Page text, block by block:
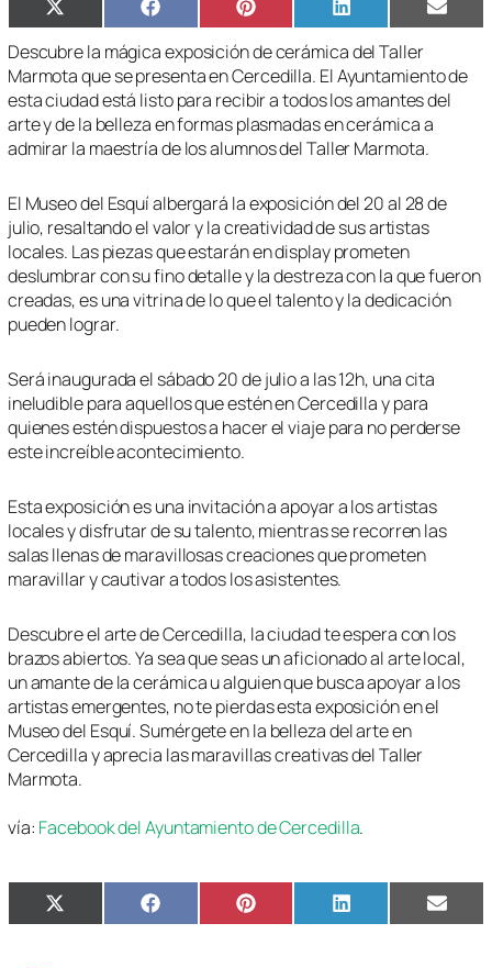
Compartir
en
X
(Twitter)
Compartir
en
Facebook Compartir
en
Pinterest Compartir
en
LinkedIn
en
Email
Descubre la mágica exposición de cerámica del Taller
Marmota que se presenta en Cercedilla. El Ayuntamiento de
esta ciudad está listo para recibir a todos los amantes del
arte y de la belleza en formas plasmadas en cerámica a
admirar la maestría de los alumnos del Taller Marmota.
El Museo del Esquí albergará la exposición del 20 al 28 de
julio, resaltando el valor y la creatividad de sus artistas
locales. Las piezas que estarán en display prometen
deslumbrar con su fino detalle y la destreza con la que fueron
creadas, es una vitrina de lo que el talento y la dedicación
pueden lograr.
Será inaugurada el sábado 20 de julio a las 12h, una cita
ineludible para aquellos que estén en Cercedilla y para
quienes estén dispuestos a hacer el viaje para no perderse
este increíble acontecimiento.
Esta exposición es una invitación a apoyar a los artistas
locales y disfrutar de su talento, mientras se recorren las
salas llenas de maravillosas creaciones que prometen
maravillar y cautivar a todos los asistentes.
Descubre el arte de Cercedilla, la ciudad te espera con los
brazos abiertos. Ya sea que seas un aficionado al arte local,
un amante de la cerámica u alguien que busca apoyar a los
artistas emergentes, no te pierdas esta exposición en el
Museo del Esquí. Sumérgete en la belleza del arte en
Cercedilla y aprecia las maravillas creativas del Taller
Marmota.
vía: Facebook del Ayuntamiento de Cercedilla.
Compartir
en
X
(Twitter)
Compartir
en
Facebook Compartir
en
Pinterest Compartir
en
LinkedIn
en
Email